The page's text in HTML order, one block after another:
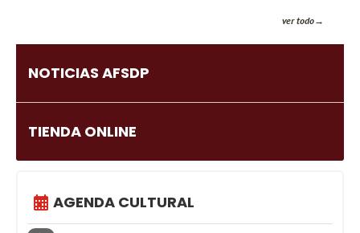
ver todo
NOTICIAS AFSDP
TIENDA ONLINE
AGENDA CULTURAL